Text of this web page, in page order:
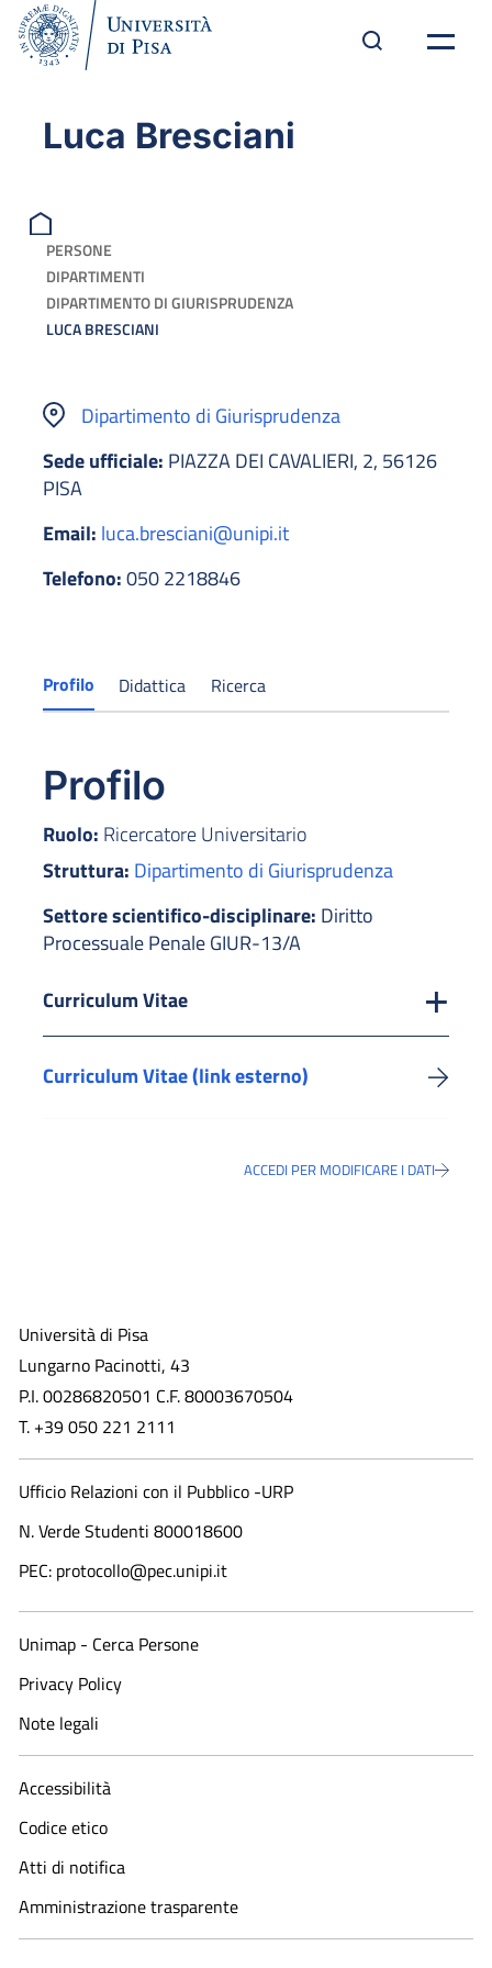
Luca Bresciani
PERSONE
DIPARTIMENTI
DIPARTIMENTO DI GIURISPRUDENZA
LUCA BRESCIANI
Dipartimento di Giurisprudenza
Sede ufficiale: PIAZZA DEI CAVALIERI, 2, 56126
PISA
Email: luca.bresciani@unipi.it
Telefono:050 2218846
Profilo Didattica Ricerca
Profilo
Ruolo: Ricercatore Universitario
Struttura: Dipartimento di Giurisprudenza
Settore scientifico-disciplinare: Diritto
Processuale Penale GIUR-13/A
Curriculum Vitae
Curriculum Vitae (link esterno)
ACCEDI PER MODIFICARE I DATI
Università di Pisa
Lungarno Pacinotti, 43
P.I. 00286820501 C.F. 80003670504
T. +39 050 221 2111
Ufficio Relazioni con il Pubblico -URP
N. Verde Studenti 800018600​
PEC: protocollo@pec.unipi.it
Unimap - Cerca Persone
Privacy Policy
Note legali
Accessibilità
Codice etico
Atti di notifica
Amministrazione trasparente